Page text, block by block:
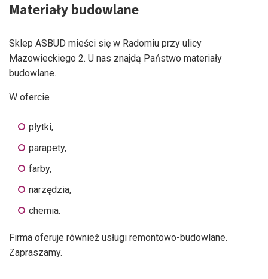
Materiały budowlane
Sklep ASBUD mieści się w Radomiu przy ulicy
Mazowieckiego 2. U nas znajdą Państwo materiały
budowlane.
W ofercie
płytki,
parapety,
farby,
narzędzia,
chemia.
Firma oferuje również usługi remontowo-budowlane.
Zapraszamy.